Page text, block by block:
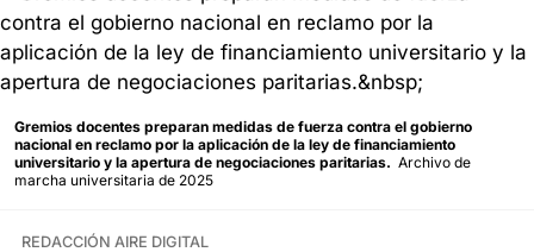
Gremios docentes preparan medidas de fuerza contra el gobierno
nacional en reclamo por la aplicación de la ley de financiamiento
universitario y la apertura de negociaciones paritarias. Archivo de
marcha universitaria de 2025
REDACCIÓN AIRE DIGITAL